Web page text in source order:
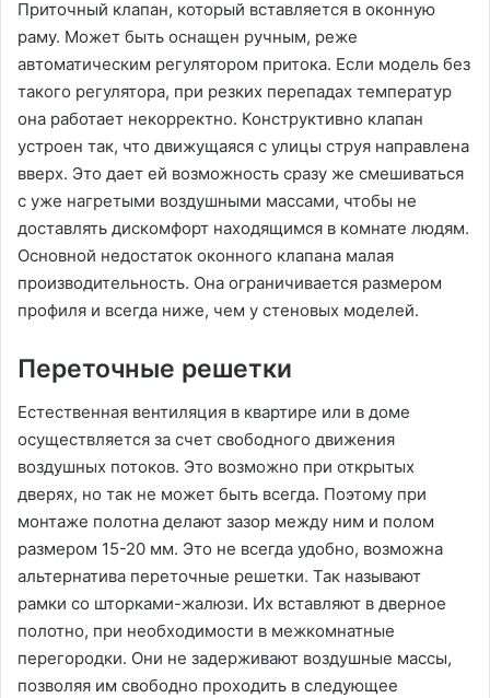
Приточный клапан, который вставляется в оконную
раму. Может быть оснащен ручным, реже
автоматическим регулятором притока. Если модель без
такого регулятора, при резких перепадах температур
она работает некорректно. Конструктивно клапан
устроен так, что движущаяся с улицы струя направлена
вверх. Это дает ей возможность сразу же смешиваться
с уже нагретыми воздушными массами, чтобы не
доставлять дискомфорт находящимся в комнате людям.
Основной недостаток оконного клапана малая
производительность. Она ограничивается размером
профиля и всегда ниже, чем у стеновых моделей.
Переточные решетки
Естественная вентиляция в квартире или в доме
осуществляется за счет свободного движения
воздушных потоков. Это возможно при открытых
дверях, но так не может быть всегда. Поэтому при
монтаже полотна делают зазор между ним и полом
размером 15-20 мм. Это не всегда удобно, возможна
альтернатива переточные решетки. Так называют
рамки со шторками-жалюзи. Их вставляют в дверное
полотно, при необходимости в межкомнатные
перегородки. Они не задерживают воздушные массы,
позволяя им свободно проходить в следующее